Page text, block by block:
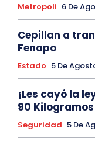
Metropoli 6 De
Cepillan a
Fenapo
Estado 5 De
¡Les cayó la
90 Kilogramos
Seguridad 5 De